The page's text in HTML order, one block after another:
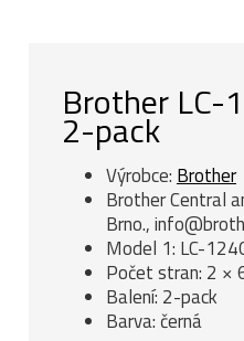
Brother LC-
2-pack
Výrobce: Brother
Brother Central
Brno.,
Model 1: LC-
Počet stran: 2 ×
Balení: 2-pack
Barva: černá